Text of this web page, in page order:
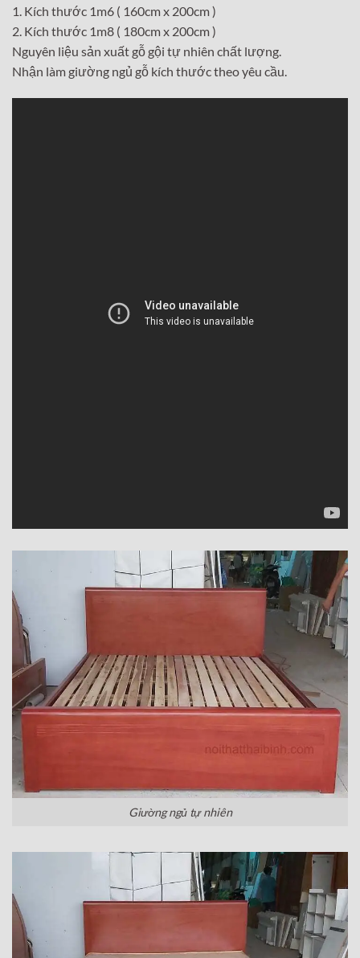
1. Kích thước 1m6 ( 160cm x 200cm )
2. Kích thước 1m8 ( 180cm x 200cm )
Nguyên liệu sản xuất gỗ gội tự nhiên chất lượng.
Nhận làm giường ngủ gỗ kích thước theo yêu cầu.
Giường ngủ tự nhiên